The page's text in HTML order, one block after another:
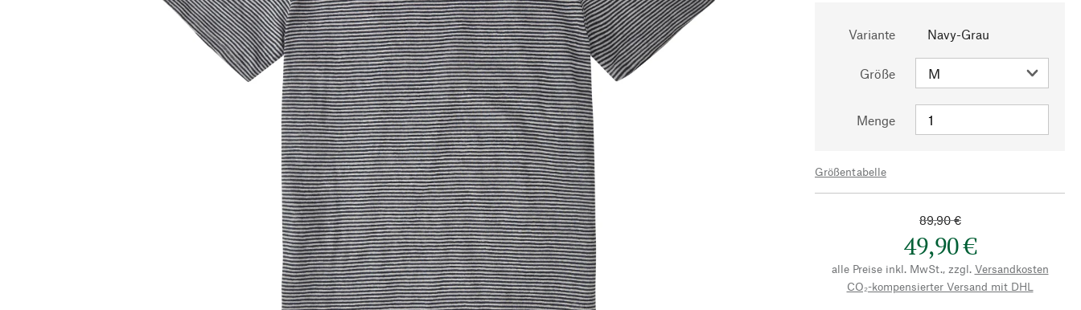
Variante Navy-Grau
Größe
Menge
Größentabelle
89,90 €
49,90 €
alle Preise inkl. MwSt., zzgl. Versandkosten
CO₂-kompensierter Versand mit DHL